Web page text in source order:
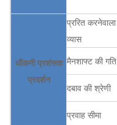
धौंकनी प्रशंसक
प्रदर्शन
प्ररित करनेवाला
व्यास
मैनशाफ्ट की गति
दबाव की श्रेणी
प्रवाह सीमा